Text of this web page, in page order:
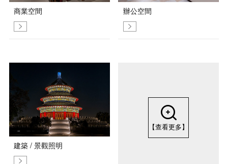
商業空間 辦公空間
建築 / 景觀照明
【查看更多】